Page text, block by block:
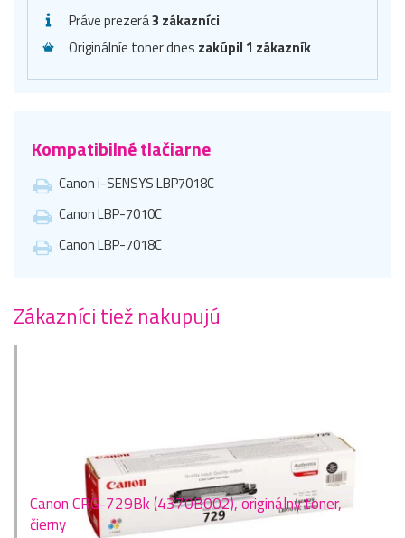
Práve prezerá3 zákazníci
Originálníe toner dnes zakúpil 1 zákazník
Kompatibilné tlačiarne
Canon i-SENSYS LBP7018C
Canon LBP-7010C
Canon LBP-7018C
Zákazníci tiež nakupujú
Canon CRG-729Bk (4370B002), originálny toner,
čierny